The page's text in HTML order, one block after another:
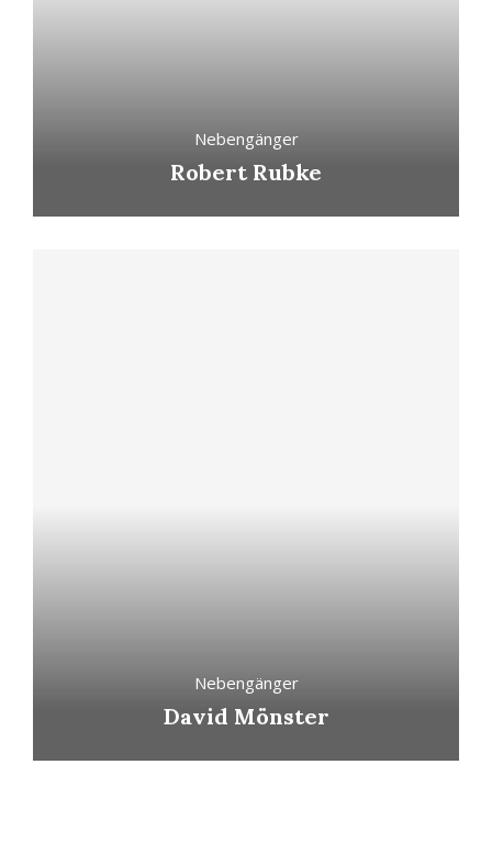
Nebengänger
Robert Rubke
Nebengänger
David Mönster